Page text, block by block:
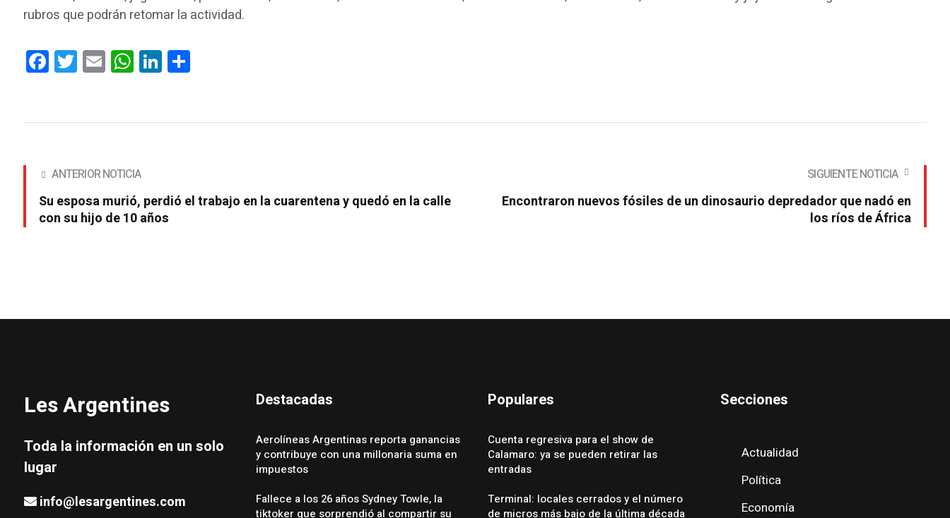
rubros que podrán retomar la actividad.
FacebookTwitterEmail WhatsAppLinkedIn
ANTERIOR NOTICIA
Su esposa murió, perdió el trabajo en la cuarentena y quedó en la calle
con su hijo de 10 años
SIGUIENTE NOTICIA
Encontraron nuevos fósiles de un dinosaurio depredador que nadó en
los ríos de África
Les Argentines
Toda la información en un solo
lugar
info@lesargentines.com
Destacadas
Aerolíneas Argentinas reporta ganancias
y contribuye con una millonaria suma en
impuestos
Fallece a los 26 años Sydney Towle, la
tiktoker que sorprendió al compartir su
Populares
Cuenta regresiva para el show de
Calamaro: ya se pueden retirar las
entradas
Terminal: locales cerrados y el número
de micros más bajo de la última década
Secciones
Actualidad
Política
Economía